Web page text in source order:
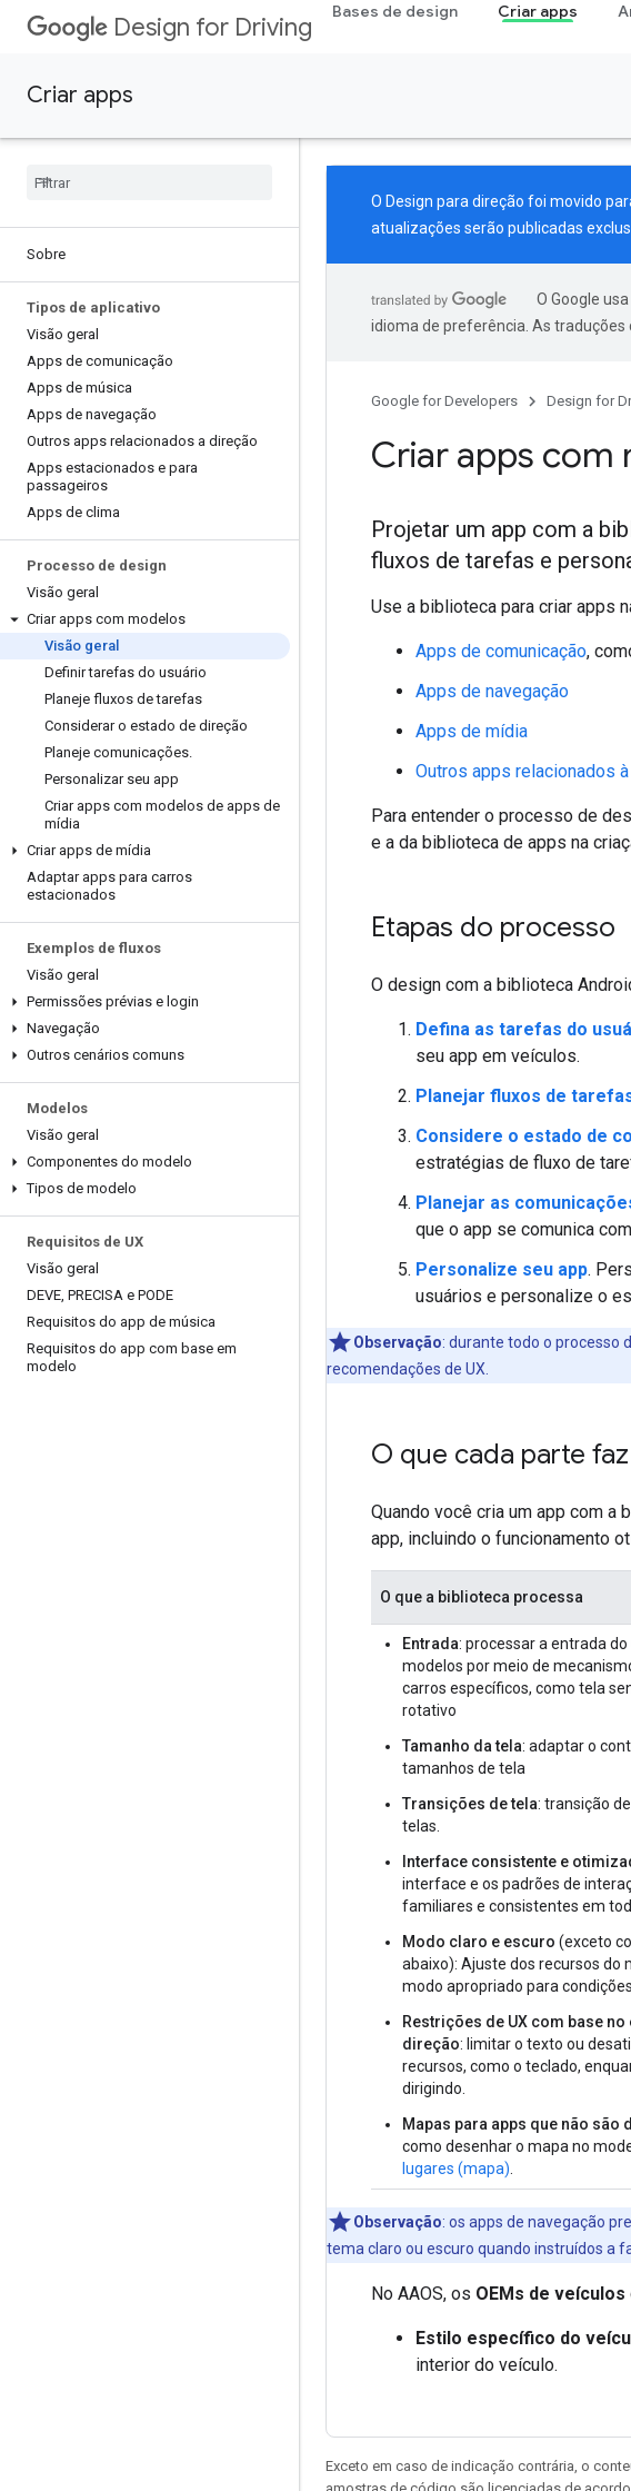
Design for Driving
Bases de design Criar apps
Criar apps
Sobre
Tipos de aplicativo
Visão geral
Apps de comunicação
Apps de música
Apps de navegação
Outros apps relacionados a direção
Apps estacionados e para
passageiros
Apps de clima
Processo de design
Visão geral
Criar apps com modelos
Visão geral
Definir tarefas do usuário
Planeje fluxos de tarefas
Considerar o estado de direção
Planeje comunicações.
Personalizar seu app
Criar apps com modelos de apps de
mídia
Criar apps de mídia
Adaptar apps para carros
estacionados
Exemplos de fluxos
Visão geral
Permissões prévias e login
Navegação
Outros cenários comuns
Modelos
Visão geral
Componentes do modelo
Tipos de modelo
Requisitos de UX
Visão geral
DEVE, PRECISA e PODE
Requisitos do app de música
Requisitos do app com base em
modelo
O Design para direção foi movido
atualizações serão publicadas
O Google
idioma de preferência. As traduções
Google for Developers Design for
Criar apps com
Projetar um app com a
fluxos de tarefas e
Use a biblioteca para criar apps
Apps de comunicação,
Apps de navegação
Apps de mídia
Outros apps relacionados
Para entender o processo de
e a da biblioteca de apps na
Etapas do processo
O design com a biblioteca
Defina as tarefas do
seu app em veículos.
Planejar fluxos de
Considere o estado de
estratégias de fluxo de
Planejar as
que o app se comunica
Personalize seu app.
usuários e personalize o
Observação: durante todo o processo
recomendações de UX.
O que cada parte faz
Quando você cria um app com
app, incluindo o funcionamento
O que a biblioteca processa
Entrada: processar a entrada
modelos por meio de
carros específicos, como tela
rotativo
Tamanho da tela: adaptar o
tamanhos de tela
Transições de tela: transição de
telas.
Interface consistente e
interface e os padrões de
familiares e consistentes em
Modo claro e escuro (exceto
abaixo): Ajuste dos recursos do
modo apropriado para
Restrições de UX com base no
direção: limitar o texto ou
recursos, como o teclado,
dirigindo.
Mapas para apps que não são
como desenhar o mapa no
lugares (mapa)
Observação: os apps de navegação
tema claro ou escuro quando instruídos a
No AAOS, os OEMs de veículos
Estilo específico do
interior do veículo.
Exceto em caso de indicação contrária, o